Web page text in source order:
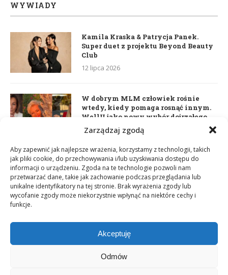
Zarządzaj zgodą
Aby zapewnić jak najlepsze wrażenia, korzystamy z technologii, takich
jak pliki cookie, do przechowywania i/lub uzyskiwania dostępu do
informacji o urządzeniu. Zgoda na te technologie pozwoli nam
przetwarzać dane, takie jak zachowanie podczas przeglądania lub
unikalne identyfikatory na tej stronie. Brak wyrażenia zgody lub
wycofanie zgody może niekorzystnie wpłynąć na niektóre cechy i
funkcje.
Akceptuję
Odmów
WYWIADY
Kamila Kraska & Patrycja Panek.
Super duet z projektu Beyond Beauty
Club
12 lipca 2026
W dobrym MLM człowiek rośnie
wtedy, kiedy pomaga rosnąć innym.
WellU jako nowy wybór dojrzałego
lidera
Daria Dudzik. Kocham Cię
17 kwietnia 2026